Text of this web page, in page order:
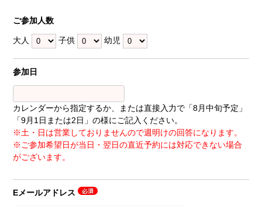
ご参加人数
大人 子供 幼児
参加日
カレンダーから指定するか、または直接入力で「8月中旬予定」
「9月1日または2日」の様にご記入ください。
※土・日は営業しておりませんので週明けの回答になります。
※ご参加希望日が当日・翌日の直近予約には対応できない場合
がございます。
Eメールアドレス